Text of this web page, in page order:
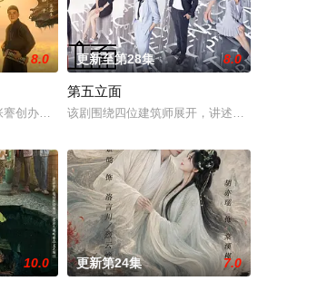
邵梁、孙
“江逾白，我喜欢你，哲学和生物学意义上的喜
8.0
创办大生企业，实业报国的故事。甲午战争后，国家蒙羞，
更新至第28集 8.0
第五立面
该剧围绕四位建筑师展开，讲述了他们在中意合
10.0 更新第24集 7.0